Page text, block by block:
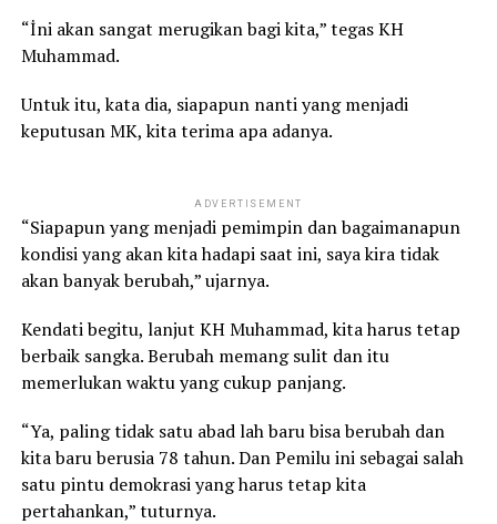
“İni akan sangat merugikan bagi kita,” tegas KH
Muhammad.
Untuk itu, kata dia, siapapun nanti yang menjadi
keputusan MK, kita terima apa adanya.
ADVERTISEMENT
“Siapapun yang menjadi pemimpin dan bagaimanapun
kondisi yang akan kita hadapi saat ini, saya kira tidak
akan banyak berubah,” ujarnya.
Kendati begitu, lanjut KH Muhammad, kita harus tetap
berbaik sangka. Berubah memang sulit dan itu
memerlukan waktu yang cukup panjang.
“Ya, paling tidak satu abad lah baru bisa berubah dan
kita baru berusia 78 tahun. Dan Pemilu ini sebagai salah
satu pintu demokrasi yang harus tetap kita
pertahankan,” tuturnya.